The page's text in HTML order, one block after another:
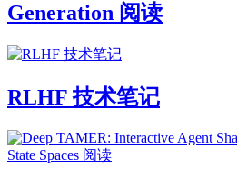
Generation 阅读
RLHF 技术笔记